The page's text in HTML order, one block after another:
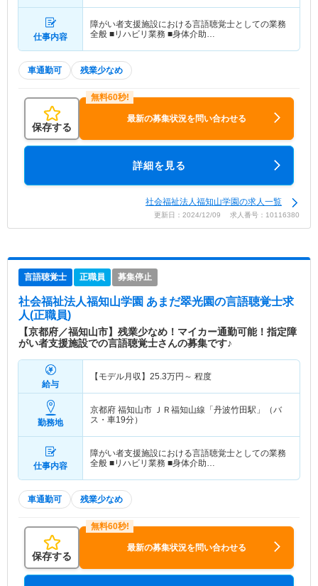
仕事内容
障がい者支援施設における言語聴覚士としての業務
全般 ■リハビリ業務 ■身体介助…
車通勤可 残業少なめ
保存する
最新の募集状況を問い合わせる
詳細を見る
社会福祉法人福知山学園の求人一覧
更新日：2024/12/09 求人番号：10116380
言語聴覚士 正職員 募集停止
社会福祉法人福知山学園 あまだ翠光園の言語聴覚士求
人(正職員)
【京都府／福知山市】残業少なめ！マイカー通勤可能！指定障
がい者支援施設での言語聴覚士さんの募集です♪
給与
【モデル月収】 25.3万円～ 程度
勤務地
京都府 福知山市 ＪＲ福知山線「丹波竹田駅」（バ
ス・車19分）
仕事内容
障がい者支援施設における言語聴覚士としての業務
全般 ■リハビリ業務 ■身体介助…
車通勤可 残業少なめ
保存する
最新の募集状況を問い合わせる